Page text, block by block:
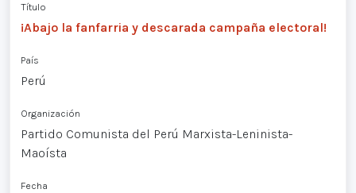
Título
¡Abajo la fanfarria y descarada campaña electoral!
País
Perú
Organización
Partido Comunista del Perú Marxista-Leninista-
Maoísta
Fecha